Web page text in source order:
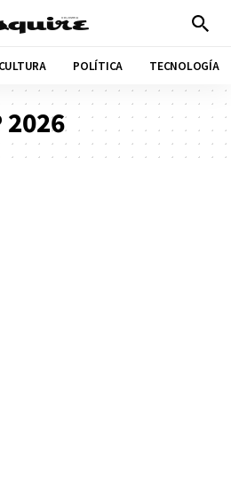
CULTURA POLÍTICA TECNOLOGÍA
2026